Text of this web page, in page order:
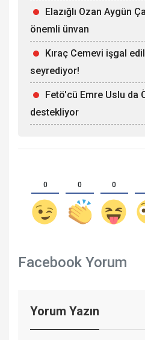
Elazığlı Ozan Aygün
önemli ünvan
Kıraç Cemevi işgal
seyrediyor!
Fetö'cü Emre Uslu da
destekliyor
0 0 0
Facebook Yorum
Yorum Yazın